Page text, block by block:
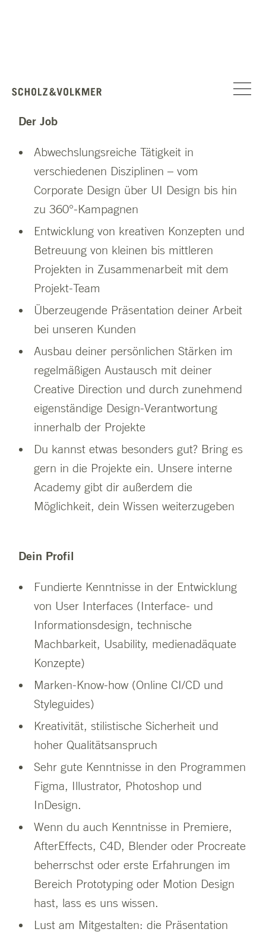
Art Director w/m/d
Der Job
Abwechslungsreiche Tätigkeit in
verschiedenen Disziplinen – vom
Corporate Design über UI Design bis hin
zu 360°-Kampagnen
Entwicklung von kreativen Konzepten und
Betreuung von kleinen bis mittleren
Projekten in Zusammenarbeit mit dem
Projekt-Team
Überzeugende Präsentation deiner Arbeit
bei unseren Kunden
Ausbau deiner persönlichen Stärken im
regelmäßigen Austausch mit deiner
Creative Direction und durch zunehmend
eigenständige Design-Verantwortung
innerhalb der Projekte
Du kannst etwas besonders gut? Bring es
gern in die Projekte ein. Unsere interne
Academy gibt dir außerdem die
Möglichkeit, dein Wissen weiterzugeben
Dein Profil
Fundierte Kenntnisse in der Entwicklung
von User Interfaces (Interface- und
Informationsdesign, technische
Machbarkeit, Usability, medienadäquate
Konzepte)
Marken-Know-how (Online CI/CD und
Styleguides)
Kreativität, stilistische Sicherheit und
hoher Qualitätsanspruch
Sehr gute Kenntnisse in den Programmen
Figma, Illustrator, Photoshop und
InDesign.
Wenn du auch Kenntnisse in Premiere,
AfterEffects, C4D, Blender oder Procreate
beherrschst oder erste Erfahrungen im
Bereich Prototyping oder Motion Design
hast, lass es uns wissen.
Lust am Mitgestalten: die Präsentation